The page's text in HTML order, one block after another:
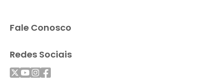
Fale Conosco
Redes Sociais